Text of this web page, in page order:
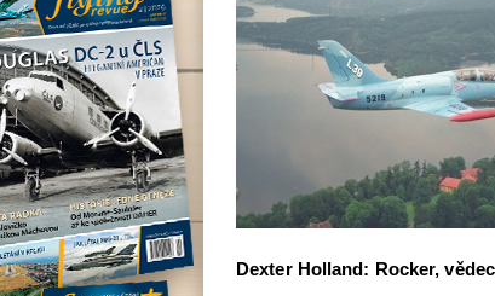
Dexter Holland: Rocker,